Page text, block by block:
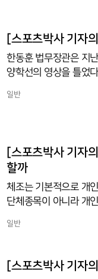
로 드러나는 조건을 의
[스포츠박사 기자
한동훈 법무장관은 지
양학선의 영상을 틀었
기량을 보여준 양학선
가를 겨뤘다. 하지만
일반
[스포츠박사 기자
할까
체조는 기본적으로 개
단체종목이 아니라 개
만 각 개인 선수들의
를 합한 것을 지칭한
년 일본 메이지 시대이
일반
[스포츠박사 기자